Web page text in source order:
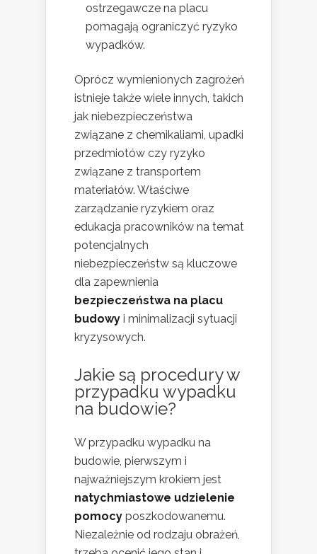
ostrzegawcze na placu
pomagają ograniczyć ryzyko
wypadków.
Oprócz wymienionych zagrożeń
istnieje także wiele innych, takich
jak niebezpieczeństwa
związane z chemikaliami, upadki
przedmiotów czy ryzyko
związane z transportem
materiałów. Właściwe
zarządzanie ryzykiem oraz
edukacja pracowników na temat
potencjalnych
niebezpieczeństw są kluczowe
dla zapewnienia
bezpieczeństwa na placu
budowy i minimalizacji sytuacji
kryzysowych.
Jakie są procedury w
przypadku wypadku
na budowie?
W przypadku wypadku na
budowie, pierwszym i
najważniejszym krokiem jest
natychmiastowe udzielenie
pomocy poszkodowanemu.
Niezależnie od rodzaju obrażeń,